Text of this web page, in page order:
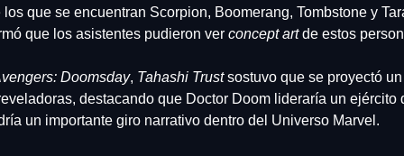
que se encuentran Scorpion, Boomerang, Tombstone y
que los asistentes pudieron ver concept art de estos
Doomsday, Tahashi Trust sostuvo que se proyectó
destacando que Doctor Doom lideraría un ejército
un importante giro narrativo dentro del Universo Marvel.